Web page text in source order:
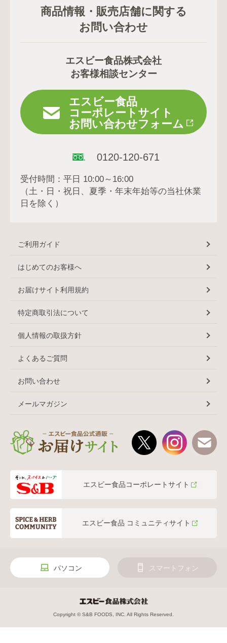
商品情報・販売店舗に関する
お問い合わせ
エスビー食品株式会社
お客様相談センター
エスビー食品
コーポレートサイト
お問い合わせフォーム
0120-120-671
受付時間：平日 10:00～16:00
（土・日・祝日、夏季・年末年始等の当社休業
日を除く）
ご利用ガイド
はじめてのお客様へ
お届けサイト利用規約
特定商取引法について
個人情報の取扱方針
よくあるご質問
お問い合わせ
メールマガジン
エスビー食品コーポレートサイト
エスビー食品 コミュニティサイト
パソコン スマートフォン
Copyright © S&B FOODS, INC. All Rights Reserved.